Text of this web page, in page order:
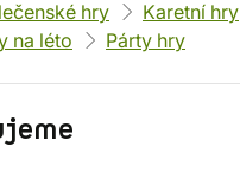
hry
Karetní hry
na léto Párty hry